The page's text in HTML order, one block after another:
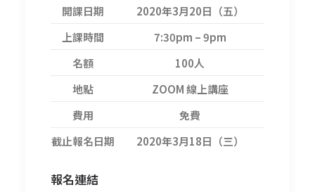
開課日期
2020年3月20日（五）
上課時間
7:30pm – 9pm
名額
100人
地點
ZOOM 線上講座
費用
免費
截止報名日期
2020年3月18日（三）
報名連結